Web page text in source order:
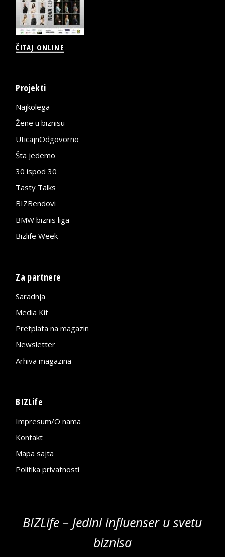
ČITAJ ONLINE
Projekti
Najkolega
Žene u biznisu
UticajnOdgovorno
Šta jedemo
30 ispod 30
Tasty Talks
BIZBendovi
BMW biznis liga
Bizlife Week
Za partnere
Saradnja
Media Kit
Pretplata na magazin
Newsletter
Arhiva magazina
BIZLife
Impresum/O nama
Kontakt
Mapa sajta
Politika privatnosti
BIZLife – Jedini influenser u svetu
biznisa